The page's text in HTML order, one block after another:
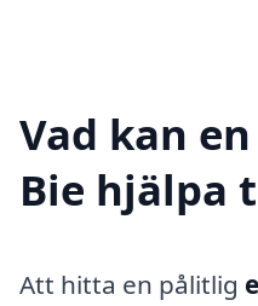
Vad kan
Bie hjälpa
Att hitta en pålitlig